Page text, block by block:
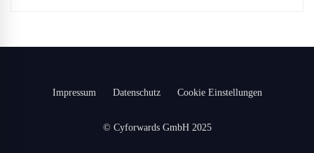
Impressum Datenschutz Cookie Einstellungen
© Cyforwards GmbH 2025